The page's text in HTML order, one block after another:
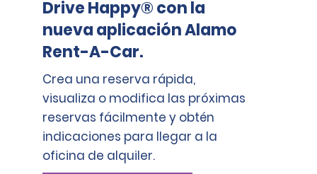
Drive Happy® con la
nueva aplicación Alamo
Rent-A-Car.
Crea una reserva rápida,
visualiza o modifica las próximas
reservas fácilmente y obtén
indicaciones para llegar a la
oficina de alquiler.